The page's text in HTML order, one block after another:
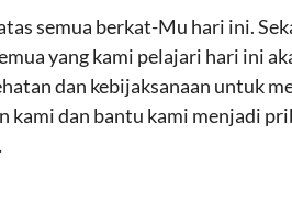
semua berkat-Mu hari ini.
yang kami pelajari hari ini
dan kebijaksanaan untuk
kami dan bantu kami menjadi